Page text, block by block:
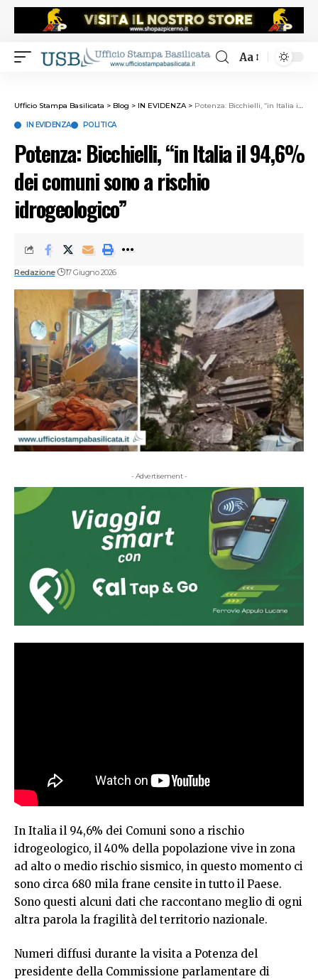
Aa
Ufficio Stampa Basilicata > Blog > IN EVIDENZA> Potenza: Bicchielli, “in Italia il 94,6% dei comuni sono a rischio idrogeologico”
IN EVIDENZA POLITICA
Potenza: Bicchielli, “in Italia il 94,6%
dei comuni sono a rischio
idrogeologico”
Redazione 17 Giugno 2026
- Advertisement -
In Italia il 94,6% dei Comuni sono a rischio
idrogeologico, il 40% della popolazione vive in zona
ad alto o medio rischio sismico, in questo momento ci
sono circa 680 mila frane censite in tutto il Paese.
Sono questi alcuni dati che raccontano meglio di ogni
altra parola la fragilità del territorio nazionale.
Numeri diffusi durante la visita a Potenza del
presidente della Commissione parlamentare di